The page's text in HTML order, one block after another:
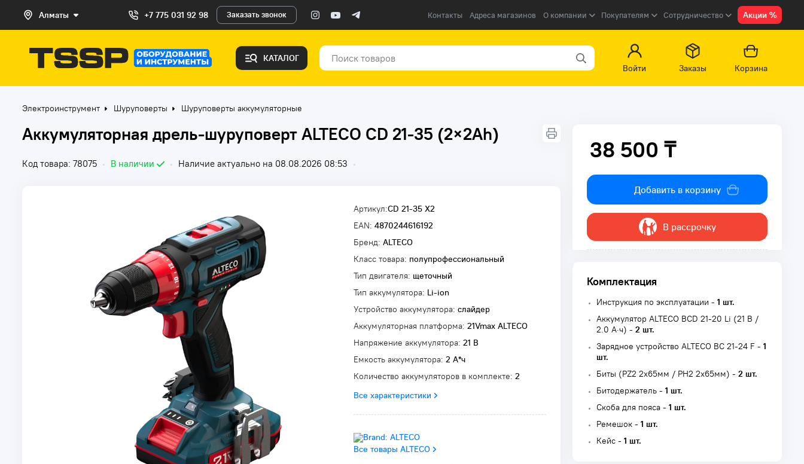
Алматы +7 775 031 92 98 Заказать звонок Контакты Адреса магазинов О компании Покупателям Сотрудничество Акции %
КАТАЛОГ
Войти
Заказы Корзина
Электроинструмент Шуруповерты Шуруповерты аккумуляторные
Аккумуляторная дрель-шуруповерт ALTECO CD 21-35 (2×2Ah)
Код товара: 78075 • В наличии • Наличие актуально на 08.08.2026 08:53 •
Артикул:CD 21-35 X2
EAN: 4870244616192
Бренд: ALTECO
Класс товара: полупрофессиональный
Тип двигателя: щеточный
Тип аккумулятора: Li-ion
Устройство аккумулятора: слайдер
Аккумуляторная платформа: 21Vmax ALTECO
Напряжение аккумулятора: 21 В
Емкость аккумулятора: 2 А*ч
Количество аккумуляторов в комплекте: 2
Все характеристики
Все товары ALTECO
38 500 ₸
38 500 ₸
Добавить в корзину
В рассрочку
Комплектация
Инструкция по эксплуатации - 1 шт.
Аккумулятор ALTECO BCD 21-20 Li (21 В /
2.0 А·ч) - 2 шт.
Зарядное устройство ALTECO BC 21-24 F - 1
шт.
Биты (PZ2 2x65мм / PH2 2x65мм) - 2 шт.
Битодержатель - 1 шт.
Скоба для пояса - 1 шт.
Ремешок - 1 шт.
Кейс - 1 шт.